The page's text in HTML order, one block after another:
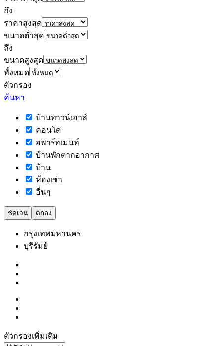
ถึง
ราคาสูงสุด
ขนาดต่ำสุด
ถึง
ขนาดสูงสุด
ทั้งหมด
ตัวกรอง
ค้นหา
บ้านทาวน์เฮาส์
คอนโด
อพาร์ทเมนท์
บ้านพักตากอากาศ
บ้าน
ห้องเช่า
อื่นๆ
ชัดเจน ตกลง
กรุงเทพมหานคร
บุรีรัมย์
ตัวกรองเพิ่มเติม